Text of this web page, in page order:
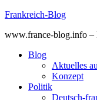
Skip
content
Frankreich-Blog
www.france-blog.info –
Blog
Aktuelles
Konzept
Politik
Deutsch-